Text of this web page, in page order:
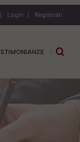
Login Registrati